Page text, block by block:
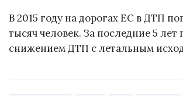
В 2015 году на дорогах ЕС в ДТП
тысяч человек. За последние 5
снижением ДТП с летальным